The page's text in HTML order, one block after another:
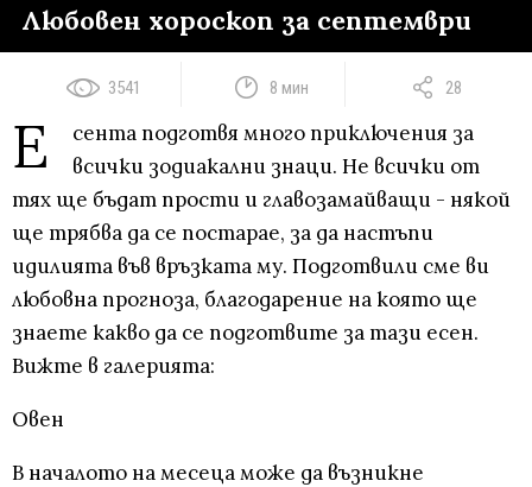
Любовен хороскоп за септември
3541 8 мин 28
Е
сента подготвя много приключения за
всички зодиакални знаци. Не всички от
тях ще бъдат прости и главозамайващи - някой
ще трябва да се постарае, за да настъпи
идилията във връзката му. Подготвили сме ви
любовна прогноза, благодарение на която ще
знаете какво да се подготвите за тази есен.
Вижте в галерията:
Овен
В началото на месеца може да възникне